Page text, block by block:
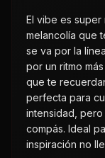
El vibe es
melancolía que
se va por la
por un ritmo
que te
perfecta para
intensidad,
compás. Ideal
inspiración no